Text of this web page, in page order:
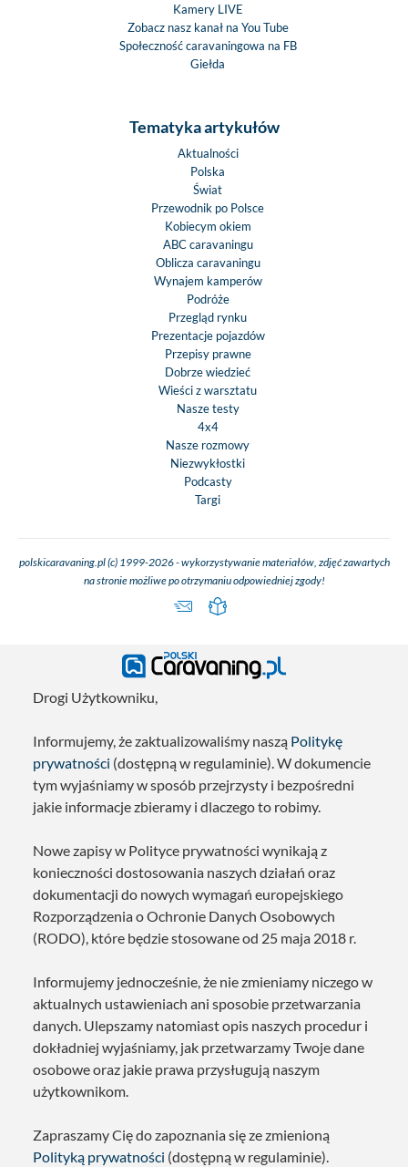
Kamery LIVE
Zobacz nasz kanał na You Tube
Społeczność caravaningowa na FB
Giełda
Tematyka artykułów
Aktualności
Polska
Świat
Przewodnik po Polsce
Kobiecym okiem
ABC caravaningu
Oblicza caravaningu
Wynajem kamperów
Podróże
Przegląd rynku
Prezentacje pojazdów
Przepisy prawne
Dobrze wiedzieć
Wieści z warsztatu
Nasze testy
4x4
Nasze rozmowy
Niezwykłostki
Podcasty
Targi
polskicaravaning.pl (c) 1999-2026 - wykorzystywanie materiałów, zdjęć zawartych
na stronie możliwe po otrzymaniu odpowiedniej zgody!
Drogi Użytkowniku,
Informujemy, że zaktualizowaliśmy naszą Politykę
prywatności (dostępną w regulaminie). W dokumencie
tym wyjaśniamy w sposób przejrzysty i bezpośredni
jakie informacje zbieramy i dlaczego to robimy.
Nowe zapisy w Polityce prywatności wynikają z
konieczności dostosowania naszych działań oraz
dokumentacji do nowych wymagań europejskiego
Rozporządzenia o Ochronie Danych Osobowych
(RODO), które będzie stosowane od 25 maja 2018 r.
Informujemy jednocześnie, że nie zmieniamy niczego w
aktualnych ustawieniach ani sposobie przetwarzania
danych. Ulepszamy natomiast opis naszych procedur i
dokładniej wyjaśniamy, jak przetwarzamy Twoje dane
osobowe oraz jakie prawa przysługują naszym
użytkownikom.
Zapraszamy Cię do zapoznania się ze zmienioną
Polityką prywatności (dostępną w regulaminie).